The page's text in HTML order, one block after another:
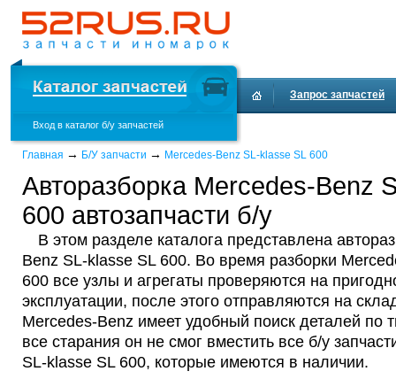
Вход в каталог б/у запчастей
Запрос запчастей
Главная → Б/У запчасти → Mercedes-Benz SL-klasse SL 600
Авторазборка Mercedes-Benz
600 автозапчасти б/у
В этом разделе каталога представлена
Benz SL-klasse SL 600. Во время разборки
600 все узлы и агрегаты проверяются на
эксплуатации, после этого отправляются на
Mercedes-Benz имеет удобный поиск деталей по
все старания он не смог вместить все б/у
SL-klasse SL 600, которые имеются в наличии.